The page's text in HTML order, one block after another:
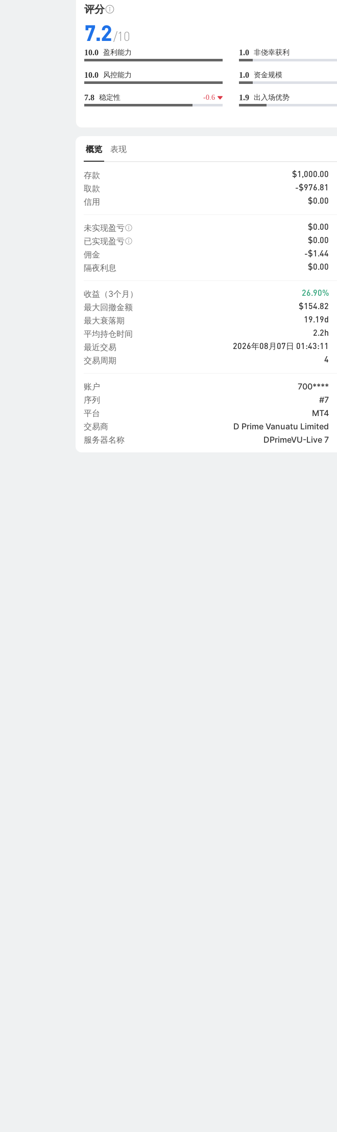
评分
7.2/10
10.0 盈利能力 1.0 非侥幸获利
10.0 风控能力 1.0 资金规模
7.8 稳定性 -0.6 1.9 出入场优势
概览 表现
存款 $1,000.00
取款 -$976.81
信用 $0.00
未实现盈亏 $0.00
已实现盈亏 $0.00
佣金 -$1.44
隔夜利息 $0.00
收益（3个月） 26.90%
最大回撤金额 $154.82
最大衰落期 19.19d
平均持仓时间 2.2h
最近交易 2026年08月07日 01:43:11
交易周期 4
账户 700****
序列
#7
平台
MT4
交易商
D Prime Vanuatu Limited
服务器名称 DPrimeVU-Live 7